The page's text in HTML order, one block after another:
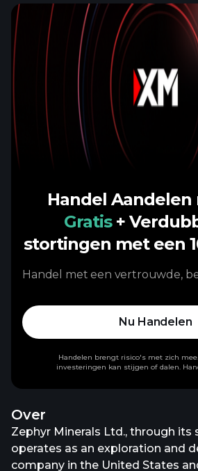
Over
Zephyr Minerals Ltd., through its
operates as an exploration and
company in the United States
Handel
Gratis +
stortingen met een
Handel met een vertrouwde,
Nu Handelen
Handelen brengt risico's met zich
investeringen kan stijgen of dalen.